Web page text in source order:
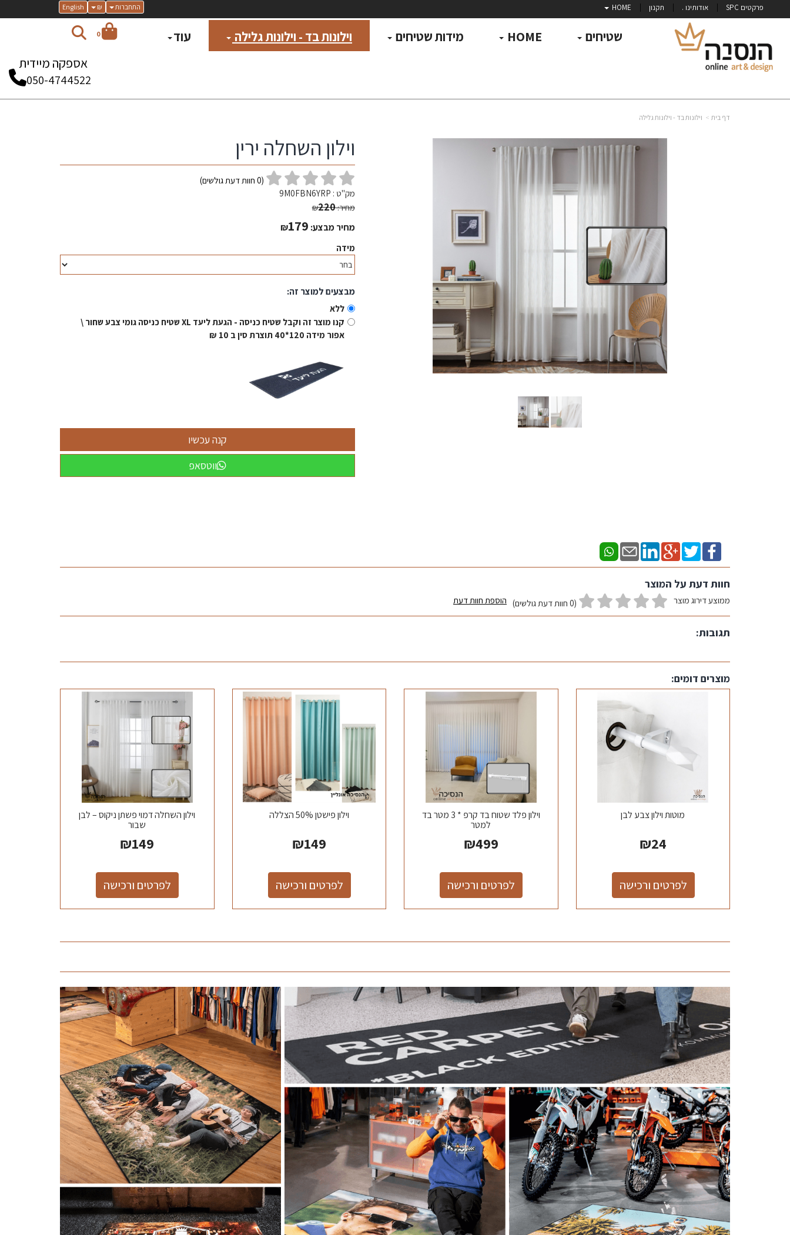
התחברות English ₪ פרקטים SPC אודותינו . תקנון HOME
שטיחים HOME מידות שטיחים וילונות בד - וילונות גלילה עוד 0
אספקה מיידית
050-4744522
דף בית וילונות בד - וילונות גלילה
וילון השחלה ירין
(
0 חוות דעת גולשים)
מק"ט : 9M0FBN6YRP
מחיר: ₪220
מחיר מבצע: ₪179
מידה
מבצעים למוצר זה:
ללא
קנו מוצר זה וקבל שטיח כניסה - הגעת ליעד XL שטיח כניסה גומי צבע שחור \
אפור מידה 120*40 תוצרת סין ב 10 ₪
ווטסאפ
חוות דעת על המוצר
ממוצע דירוג מוצר (0 חוות דעת גולשים) הוספת חוות דעת
תגובות:
מוצרים דומים:
מוטות וילון צבע לבן
₪24
לפרטים ורכישה
וילון פלד שטוח בד קרפ * 3 מטר בד
למטר
₪499
לפרטים ורכישה
וילון פישטן 50% הצללה
₪149
לפרטים ורכישה
וילון השחלה דמוי פשתן ניקוס – לבן
שבור
₪149
לפרטים ורכישה